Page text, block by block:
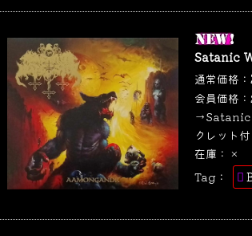
Satanic
通常価格：
会員価格：
→Satanic
クレット付
在庫： ×
Tag：